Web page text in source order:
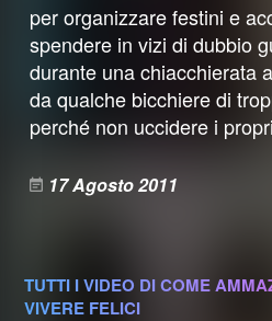
per organizzare festini e
spendere in vizi di dubbio
durante una chiacchierata
da qualche bicchiere di
perché non uccidere i
17 Agosto 2011
TUTTI I VIDEO DI COME
VIVERE FELICI